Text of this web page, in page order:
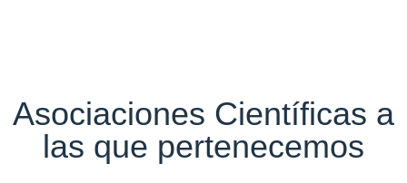
Asociaciones Científicas a
las que pertenecemos